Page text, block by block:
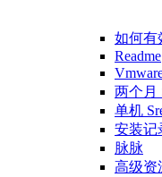
如何有
Readme
两个月
单机
安装记
脉脉
高级资